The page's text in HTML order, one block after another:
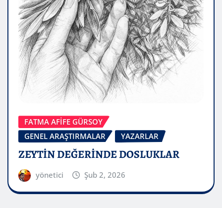
FATMA AFİFE GÜRSOY
GENEL ARAŞTIRMALAR
YAZARLAR
ZEYTİN DEĞERİNDE DOSLUKLAR
yönetici Şub 2, 2026